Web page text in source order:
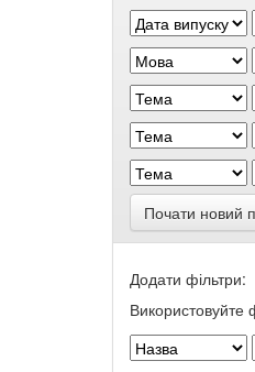
Почати новий
Додати фільтри:
Використовуйте